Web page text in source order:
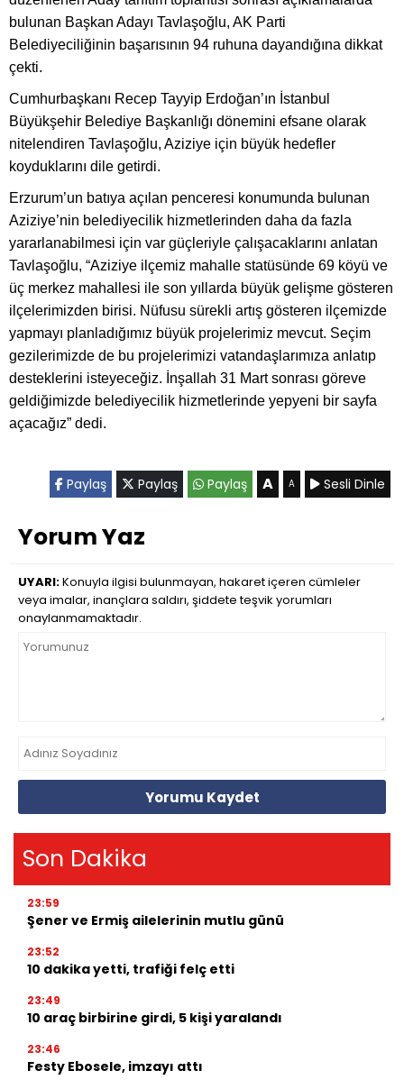
bulunan Başkan Adayı Tavlaşoğlu, AK Parti
Belediyeciliğinin başarısının 94 ruhuna dayandığına dikkat
çekti.
Cumhurbaşkanı Recep Tayyip Erdoğan’ın İstanbul
Büyükşehir Belediye Başkanlığı dönemini efsane olarak
nitelendiren Tavlaşoğlu, Aziziye için büyük hedefler
koyduklarını dile getirdi.
Erzurum’un batıya açılan penceresi konumunda bulunan
Aziziye’nin belediyecilik hizmetlerinden daha da fazla
yararlanabilmesi için var güçleriyle çalışacaklarını anlatan
Tavlaşoğlu, “Aziziye ilçemiz mahalle statüsünde 69 köyü ve
üç merkez mahallesi ile son yıllarda büyük gelişme gösteren
ilçelerimizden birisi. Nüfusu sürekli artış gösteren ilçemizde
yapmayı planladığımız büyük projelerimiz mevcut. Seçim
gezilerimizde de bu projelerimizi vatandaşlarımıza anlatıp
desteklerini isteyeceğiz. İnşallah 31 Mart sonrası göreve
geldiğimizde belediyecilik hizmetlerinde yepyeni bir sayfa
açacağız” dedi.
Paylaş Paylaş Paylaş A A Sesli Dinle
Yorum Yaz
UYARI:Konuyla ilgisi bulunmayan, hakaret içeren cümleler
veya imalar, inançlara saldırı, şiddete teşvik yorumları
onaylanmamaktadır.
Yorumu Kaydet
Son Dakika
23:59
Şener ve Ermiş ailelerinin mutlu günü
23:52
10 dakika yetti, trafiği felç etti
23:49
10 araç birbirine girdi, 5 kişi yaralandı
23:46
Festy Ebosele, imzayı attı